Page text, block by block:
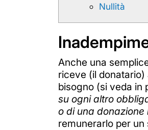
Nullità
Anche una
riceve (il
bisogno (si veda in
su ogni altro
o di una
remunerarlo per